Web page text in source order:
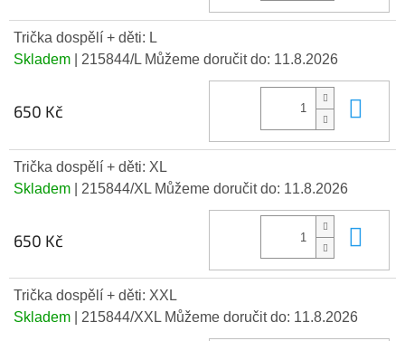
Trička dospělí + děti: L
Skladem
| 215844/L Můžeme doručit do: 11.8.2026
650 Kč
Trička dospělí + děti: XL
Skladem
| 215844/XL Můžeme doručit do: 11.8.2026
650 Kč
Trička dospělí + děti: XXL
Skladem
| 215844/XXL Můžeme doručit do: 11.8.2026